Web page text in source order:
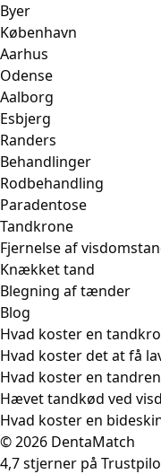
Byer
København
Aarhus
Odense
Aalborg
Esbjerg
Randers
Behandlinger
Rodbehandling
Paradentose
Tandkrone
Fjernelse af
Knækket tand
Blegning af tænder
Blog
Hvad koster en
Hvad koster det at få
Hvad koster en
Hævet tandkød ved
Hvad koster en
© 2026 DentaMatch
4,7 stjerner på